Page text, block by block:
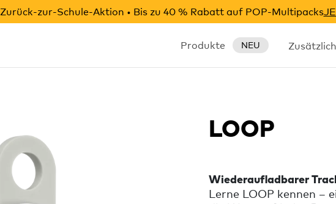
Zurück-zur-Schule-Aktion • Bis zu 40 % Rabatt auf POP-Multipacks
Produkte NEU
LOOP
Wiederaufladbarer
Lerne LOOP kennen –